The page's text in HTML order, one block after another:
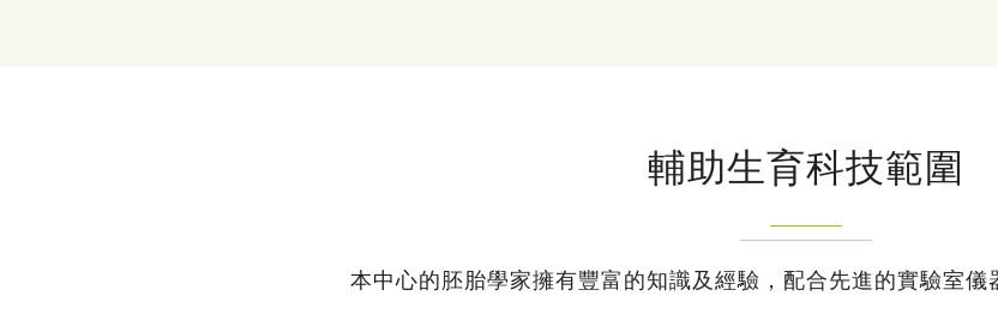
輔助生育科技範圍
本中心的胚胎學家擁有豐富的知識及經驗，配合先進的實驗室儀